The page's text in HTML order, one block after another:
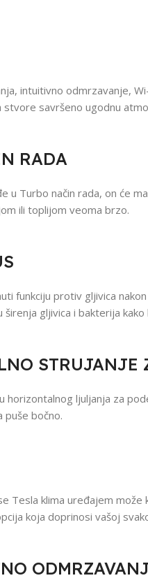
intuitivno odmrzavanje,
stvore savršeno ugodnu
RADA
u Turbo način rada, on će
ili toplijom veoma brzo.
funkciju protiv gljivica
širenja gljivica i bakterija
STRUJANJE
horizontalnog ljuljanja za
puše bočno.
Tesla klima uređajem
koja doprinosi vašoj